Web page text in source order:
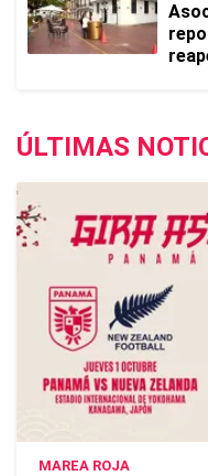
ÚLTIMAS
MAREA ROJA